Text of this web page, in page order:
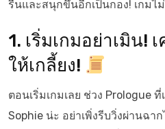
รื่นและสนุกขึ้นอีกเป็นกอง! เกมไ
1. เริ่มเกมอย่าเมิน!
ให้เกลี้ยง!
ตอนเริ่มเกมเลย ช่วง Prologue ที่
Sophie น่ะ อย่าเพิ่งรีบวิ่งผ่านฉา